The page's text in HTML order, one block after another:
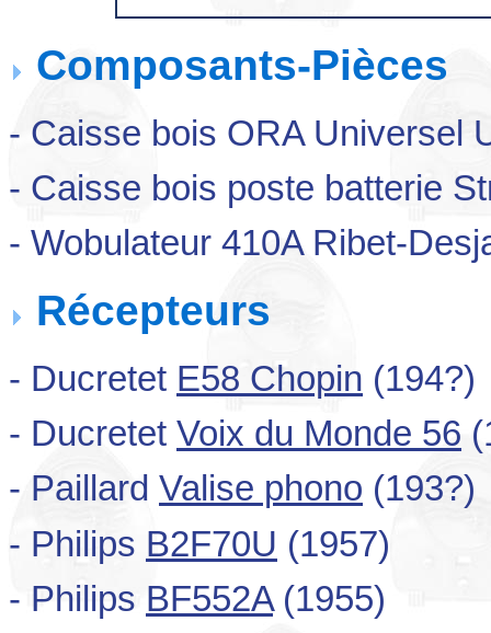
Composants-Pièces
- Caisse bois ORA Universel
- Caisse bois poste batterie
- Wobulateur 410A Ribet-
Récepteurs
- Ducretet E58 Chopin (194?)
- Ducretet Voix du Monde 56
- Paillard Valise phono (193?)
- Philips B2F70U (1957)
- Philips BF552A(1955)